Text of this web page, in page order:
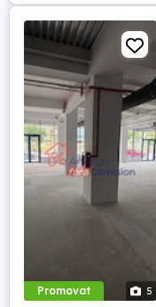
Promovat 5